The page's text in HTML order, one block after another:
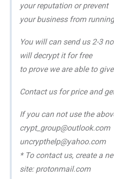
your reputation or prevent
your business from
You will can send us 2-3
will decrypt it for free
to prove we are able to
Contact us for price and
If you can not use the
crypt_group@outlook.com
uncrypthelp@yahoo.com
* To contact us, create a
site: protonmail.com